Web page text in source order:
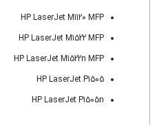
HP LaserJet M1120 MFP
HP LaserJet M1522 MFP
HP LaserJet M1522n MFP
HP LaserJet P1505
HP LaserJet P1505n